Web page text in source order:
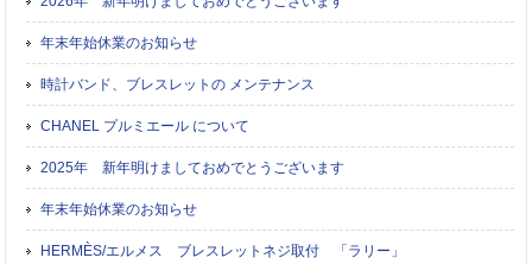
年末年始休業のお知らせ
時計バンド、ブレスレットの メンテナンス
CHANEL プルミエール について
2025年 新年明けましておめでとうございます
年末年始休業のお知らせ
HERMÈS/エルメス ブレスレットネジ取付 「ラリー」